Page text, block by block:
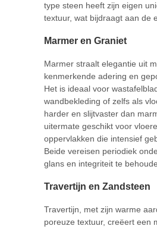
type steen heeft zijn eigen
textuur, wat bijdraagt aan de
Marmer en Graniet
Marmer straalt elegantie uit
kenmerkende adering en
Het is ideaal voor
wandbekleding of zelfs als
harder en slijtvaster dan
uitermate geschikt voor
oppervlakken die intensief
Beide vereisen periodiek
glans en integriteit te
Travertijn en Zandsteen
Travertijn, met zijn warme
poreuze textuur, creëert een